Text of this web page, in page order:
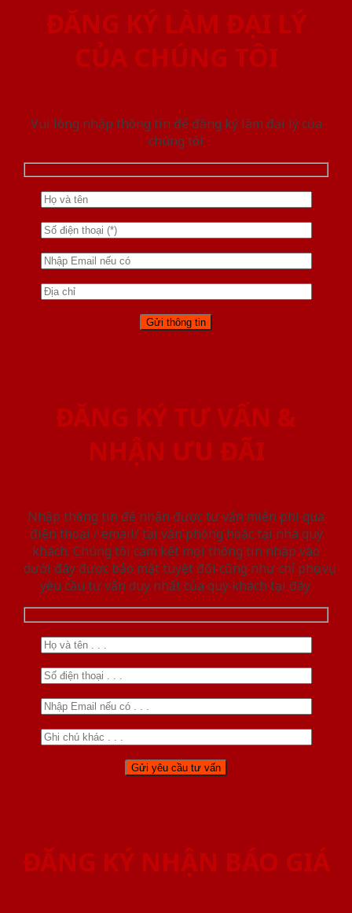
ĐĂNG KÝ LÀM ĐẠI LÝ
CỦA CHÚNG TÔI
Vui lòng nhập thông tin để đăng ký làm đại lý của
chúng tôi
ĐĂNG KÝ TƯ VẤN &
NHẬN ƯU ĐÃI
Nhập thông tin để nhận được tư vấn miễn phí qua
điện thoại / email/ tại văn phòng hoặc tại nhà quý
khách. Chúng tôi cam kết mọi thông tin nhập vào
dưới đây được bảo mật tuyệt đối cũng như chỉ phục vụ
yêu cầu tư vấn duy nhất của quý khách tại đây.
ĐĂNG KÝ NHẬN BÁO GIÁ